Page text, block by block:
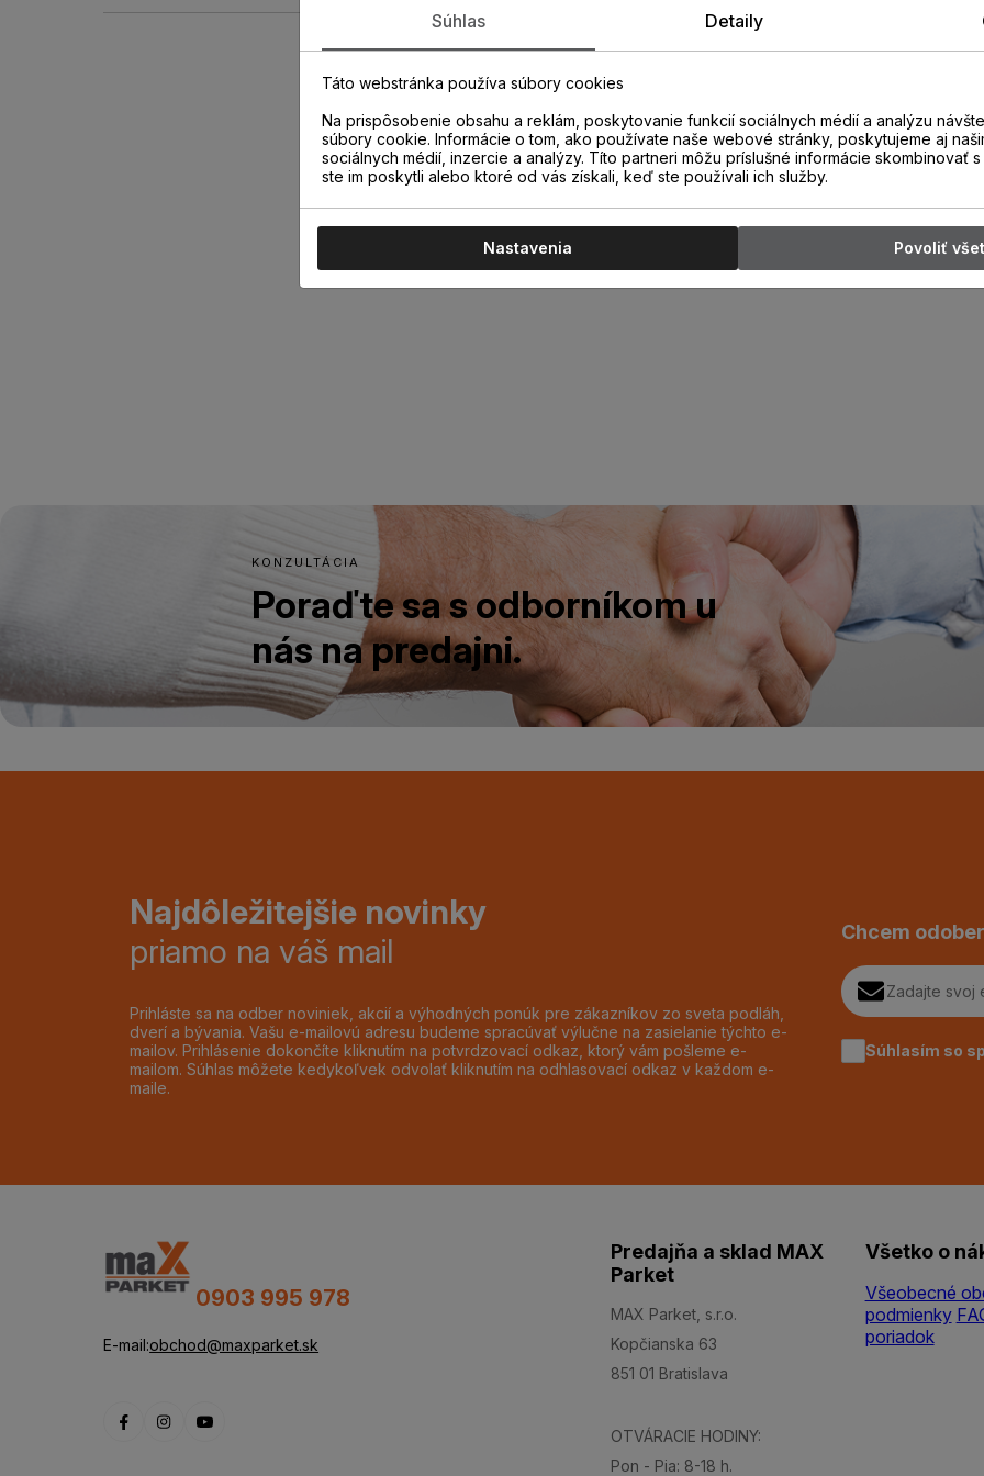
KONZULTÁCIA
Poraďte sa s odborníkom u
nás na predajni.
Najdôležitejšie novinky
priamo na váš mail
Prihláste sa na odber noviniek, akcií a výhodných ponúk pre zákazníkov zo sveta podláh,
dverí a bývania. Vašu e-mailovú adresu budeme spracúvať výlučne na zasielanie týchto e-
mailov. Prihlásenie dokončíte kliknutím na potvrdzovací odkaz, ktorý vám pošleme e-
mailom. Súhlas môžete kedykoľvek odvolať kliknutím na odhlasovací odkaz v každom e-
maile.
Chcem
Súhlasím so
0903 995 978
E-mail:obchod@maxparket.sk
Predajňa a sklad MAX
Parket
MAX Parket, s.r.o.
Kopčianska 63
851 01 Bratislava
OTVÁRACIE HODINY:
Pon - Pia: 8-18 h.
Všetko o
Všeobecné
podmienky
poriadok
Súhlas Detaily
Táto webstránka používa súbory cookies
Na prispôsobenie obsahu a reklám, poskytovanie funkcií sociálnych médií a analýzu
súbory cookie. Informácie o tom, ako používate naše webové stránky, poskytujeme aj
sociálnych médií, inzercie a analýzy. Títo partneri môžu príslušné informácie skombinovať
ste im poskytli alebo ktoré od vás získali, keď ste používali ich služby.
Nastavenia Povoliť